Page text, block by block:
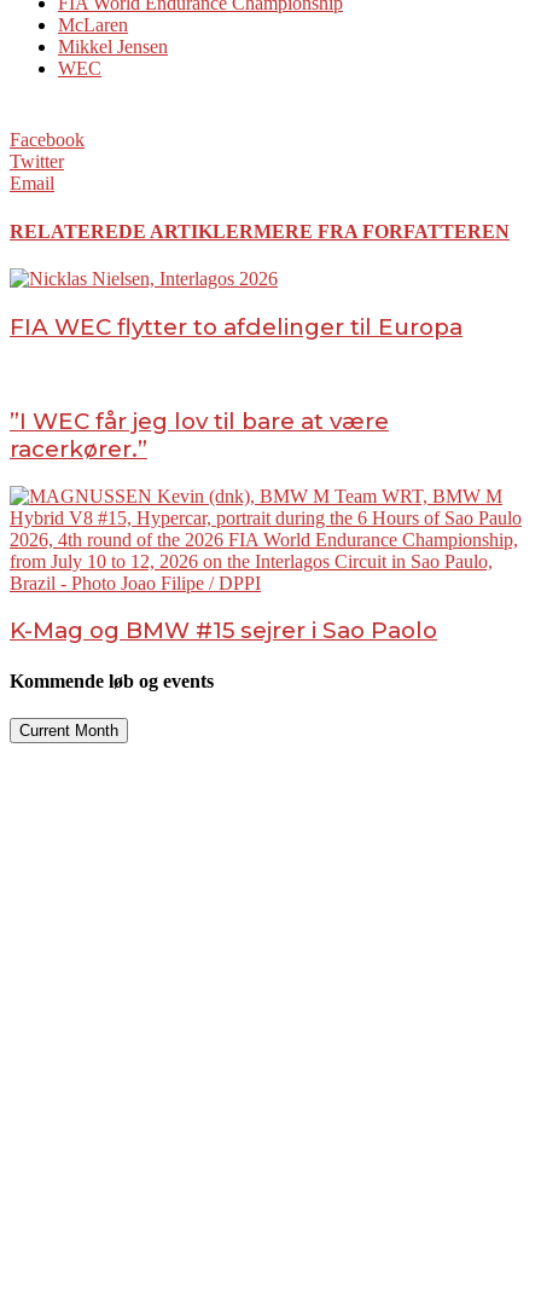
McLaren
Mikkel Jensen
WEC
Facebook
Twitter
Email
RELATEREDE ARTIKLERMERE FRA FORFATTEREN
FIA WEC flytter to afdelinger til Europa
”I WEC får jeg lov til bare at være
racerkører.”
K-Mag og BMW #15 sejrer i Sao Paolo
Kommende løb og events
Current Month